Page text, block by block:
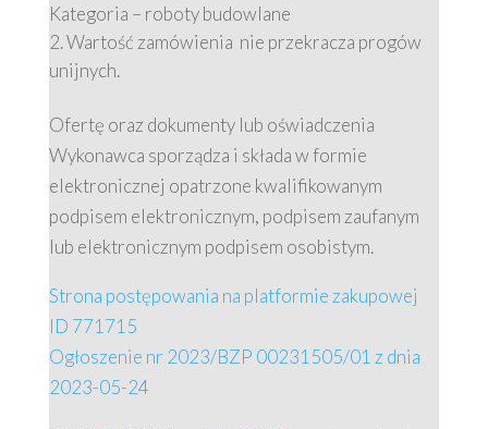
Kategoria – roboty budowlane
Wartość zamówienia nie przekracza progów
unijnych.
Ofertę oraz dokumenty lub oświadczenia
Wykonawca sporządza i składa w formie
elektronicznej opatrzone kwalifikowanym
podpisem elektronicznym, podpisem zaufanym
lub elektronicznym podpisem osobistym.
Strona postępowania na platformie zakupowej
ID 771715
Ogłoszenie nr 2023/BZP 00231505/01 z dnia
2023-05-24